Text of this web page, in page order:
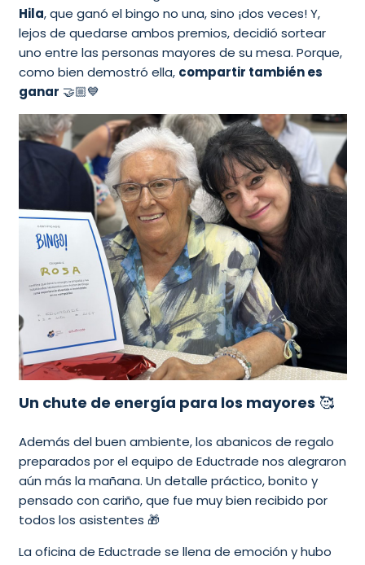
Hila, que ganó el bingo no una, sino ¡dos veces! Y,
lejos de quedarse ambos premios, decidió sortear
uno entre las personas mayores de su mesa. Porque,
como bien demostró ella, compartir también es
ganar 🤝🏼💙
Un chute de energía para los mayores 🥰
Además del buen ambiente, los abanicos de regalo
preparados por el equipo de Eductrade nos alegraron
aún más la mañana. Un detalle práctico, bonito y
pensado con cariño, que fue muy bien recibido por
todos los asistentes 🎁
La oficina de Eductrade se llena de emoción y hubo